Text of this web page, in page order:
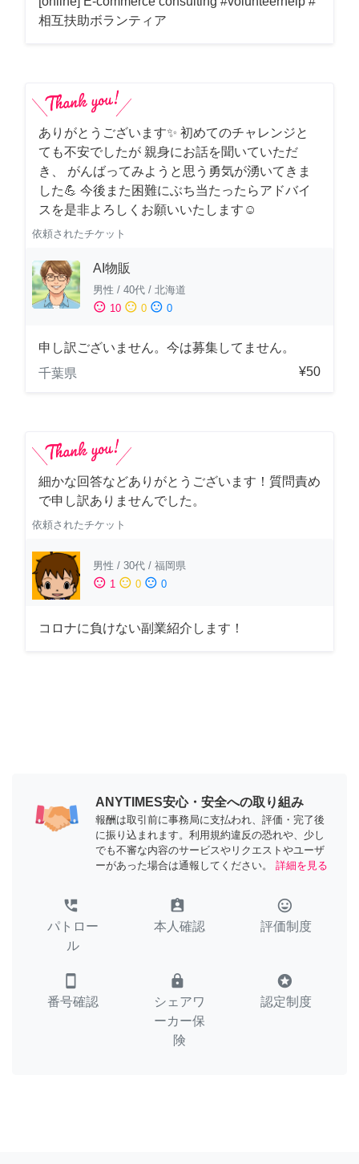
相互扶助ボランティア
ありがとうございます✨ 初めてのチャレンジと
ても不安でしたが 親身にお話を聞いていただ
き、 がんばってみようと思う勇気が湧いてきま
した💪 今後また困難にぶち当たったらアドバイ
スを是非よろしくお願いいたします☺️
依頼されたチケット
AI物販
男性 / 40代 / 北海道
sentiment_satisfied 10 sentiment_neutral 0 sentiment_dissatisfied 0
申し訳ございません。今は募集してません。
千葉県
¥50
細かな回答などありがとうございます！質問責め
で申し訳ありませんでした。
依頼されたチケット
男性 / 30代 / 福岡県
sentiment_satisfied 1 sentiment_neutral 0 sentiment_dissatisfied 0
コロナに負けない副業紹介します！
ANYTIMES安心・安全への取り組み
報酬は取引前に事務局に支払われ、評価・完了後
に振り込まれます。利用規約違反の恐れや、少し
でも不審な内容のサービスやリクエストやユーザ
ーがあった場合は通報してください。
詳細を見る
perm_phone_msg
パトロー
ル
assignment_ind
本人確認
tag_faces
評価制度
smartphone
番号確認
lock
シェアワ
ーカー保
険
stars
認定制度